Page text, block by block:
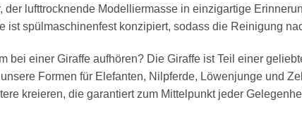
der lufttrocknende Modelliermasse in einzigartige
ist spülmaschinenfest konzipiert, sodass die Reinigung
bei einer Giraffe aufhören? Die Giraffe ist Teil einer
Formen für Elefanten, Nilpferde, Löwenjunge und
kreieren, die garantiert zum Mittelpunkt jeder